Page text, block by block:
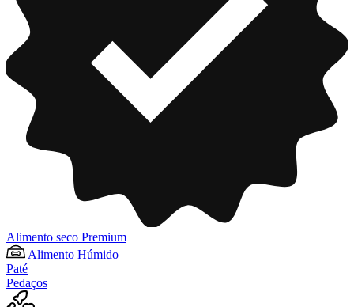
Alimento seco Premium
Alimento Húmido
Paté
Pedaços